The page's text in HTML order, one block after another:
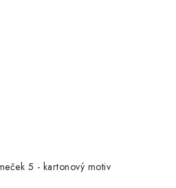
5 - kartonový motiv